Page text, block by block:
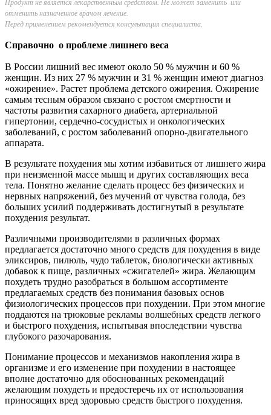
Продукт не является лекарственным средством. Не может заменить или
отменить назначенное врачом лечение.
Перед применением рекомендуется консультация специалиста.
Справочно о проблеме лишнего веса
В России лишний вес имеют около 50 % мужчин и 60 %
женщин. Из них 27 % мужчин и 31 % женщин имеют диагноз
«ожирение». Растет проблема детского ожирения. Ожирение
самым тесным образом связано с ростом смертности и
частоты развития сахарного диабета, артериальной
гипертонии, сердечно-­сосудистых и онкологических
заболеваний, с ростом заболеваний опорно­-двигательного
аппарата.
В результате похудения мы хотим избавиться от лишнего жира
при неизменной массе мышц и других составляющих веса
тела. Понятно желание сделать процесс без физических и
нервных напряжений, без мучений от чувства голода, без
больших усилий поддерживать достигнутый в результате
похудения результат.
Различными производителями в различных формах
предлагается доста­точно много средств для похудения в виде
эликсиров, пилюль, чудо таблеток, биологически активных
добавок к пище, различных «сжигателей» жира. Желающим
похудеть трудно разобраться в большом ассортименте
предлагае­мых средств без понимания базовых основ
физиологических процессов при похудении. При этом многие
поддаются на трюковые рекламы волшебных средств легкого
и быстрого похудения, испытывая впоследствии чувства
глубокого разочарования.
Понимание процессов и механизмов накопления жира в
организме и его изменение при похудении в настоящее
вполне достаточно для обоснованных рекомендаций
желающим похудеть и предостеречь их от использования
приносящих вред здоровью средств быстрого похудения.